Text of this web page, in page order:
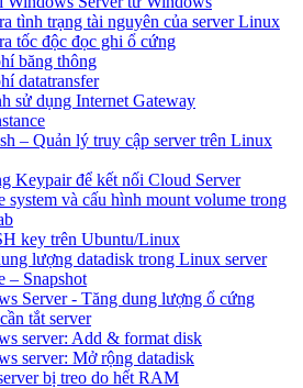
tình trạng tài nguyên của server Linux
tốc độc đọc ghi ổ cứng
băng thông
datatransfer
sử dụng Internet Gateway
– Quản lý truy cập server trên Linux
Keypair để kết nối Cloud Server
system và cấu hình mount volume trong
key trên Ubuntu/Linux
lượng datadisk trong Linux server
– Snapshot
Server - Tăng dung lượng ổ cứng
tắt server
server: Add & format disk
server: Mở rộng datadisk
bị treo do hết RAM